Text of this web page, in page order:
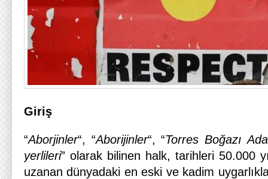
Giriş
“Aborjinler“, “Aborijinler“, “Torres Boğazı
yerlileri” olarak bilinen halk, tarihleri 50.000
uzanan dünyadaki en eski ve kadim